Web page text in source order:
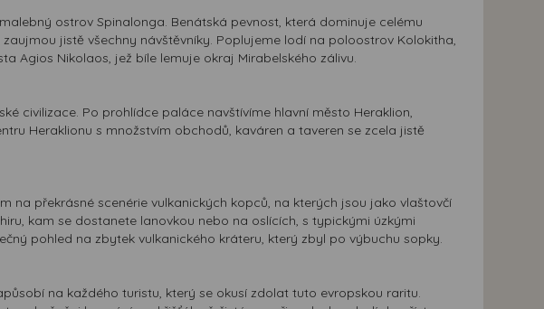
ostrov Spinalonga. Benátská pevnost, která dominuje celému
jistě všechny návštěvníky. Poplujeme lodí na poloostrov Kolokitha,
Agios Nikolaos, jež bíle lemuje okraj Mirabelského zálivu.
civilizace. Po prohlídce paláce navštívíme hlavní město Heraklion,
Heraklionu s množstvím obchodů, kaváren a taveren se zcela jistě
na překrásné scenérie vulkanických kopců, na kterých jsou jako vlaštovčí
kam se dostanete lanovkou nebo na oslících, s typickými úzkými
pohled na zbytek vulkanického kráteru, který zbyl po výbuchu sopky.
na každého turistu, který se okusí zdolat tuto evropskou raritu.